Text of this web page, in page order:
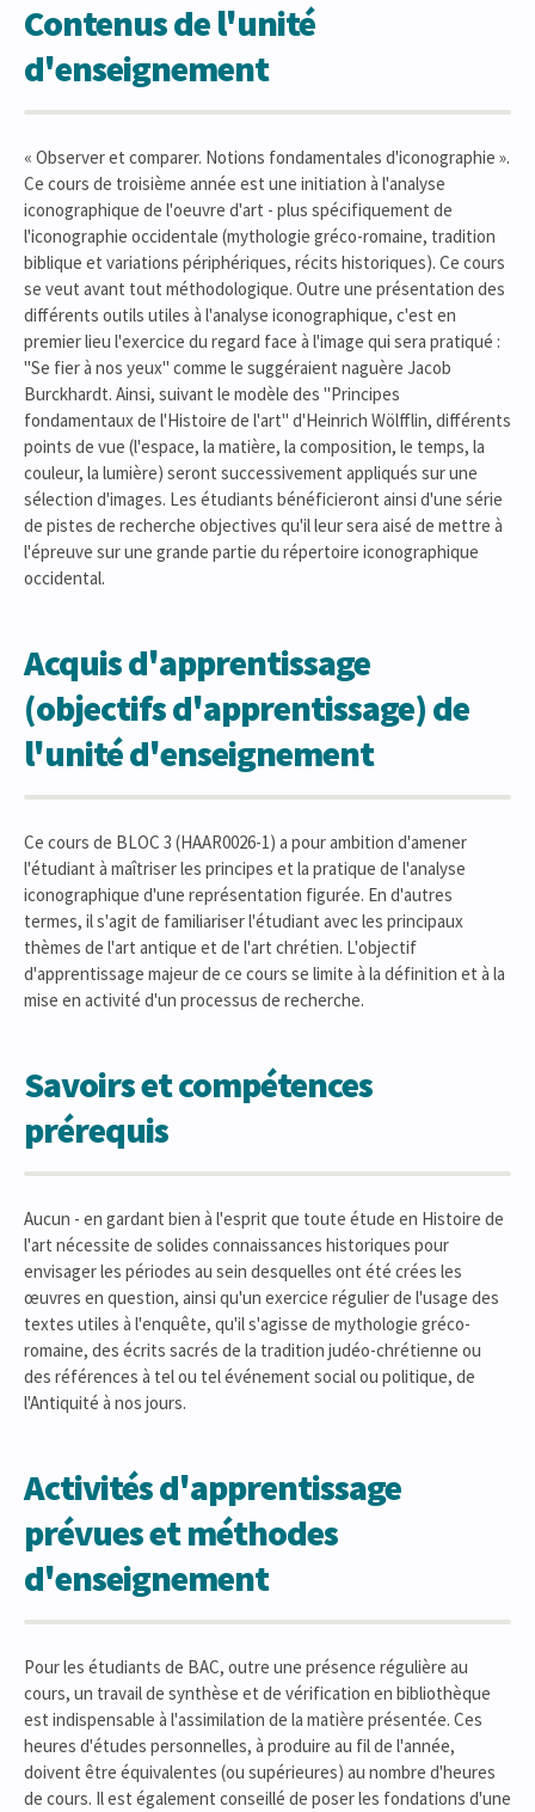
Contenus de l'unité
d'enseignement
« Observer et comparer. Notions fondamentales d'iconographie ».
Ce cours de troisième année est une initiation à l'analyse
iconographique de l'oeuvre d'art - plus spécifiquement de
l'iconographie occidentale (mythologie gréco-romaine, tradition
biblique et variations périphériques, récits historiques). Ce cours
se veut avant tout méthodologique. Outre une présentation des
différents outils utiles à l'analyse iconographique, c'est en
premier lieu l'exercice du regard face à l'image qui sera pratiqué :
"Se fier à nos yeux" comme le suggéraient naguère Jacob
Burckhardt. Ainsi, suivant le modèle des "Principes
fondamentaux de l'Histoire de l'art" d'Heinrich Wölfflin, différents
points de vue (l'espace, la matière, la composition, le temps, la
couleur, la lumière) seront successivement appliqués sur une
sélection d'images. Les étudiants bénéficieront ainsi d'une série
de pistes de recherche objectives qu'il leur sera aisé de mettre à
l'épreuve sur une grande partie du répertoire iconographique
occidental.
Acquis d'apprentissage
(objectifs d'apprentissage) de
l'unité d'enseignement
Ce cours de BLOC 3 (HAAR0026-1) a pour ambition d'amener
l'étudiant à maîtriser les principes et la pratique de l'analyse
iconographique d'une représentation figurée. En d'autres
termes, il s'agit de familiariser l'étudiant avec les principaux
thèmes de l'art antique et de l'art chrétien. L'objectif
d'apprentissage majeur de ce cours se limite à la définition et à la
mise en activité d'un processus de recherche.
Savoirs et compétences
prérequis
Aucun - en gardant bien à l'esprit que toute étude en Histoire de
l'art nécessite de solides connaissances historiques pour
envisager les périodes au sein desquelles ont été crées les
œuvres en question, ainsi qu'un exercice régulier de l'usage des
textes utiles à l'enquête, qu'il s'agisse de mythologie gréco-
romaine, des écrits sacrés de la tradition judéo-chrétienne ou
des références à tel ou tel événement social ou politique, de
l'Antiquité à nos jours.
Activités d'apprentissage
prévues et méthodes
d'enseignement
Pour les étudiants de BAC, outre une présence régulière au
cours, un travail de synthèse et de vérification en bibliothèque
est indispensable à l'assimilation de la matière présentée. Ces
heures d'études personnelles, à produire au fil de l'année,
doivent être équivalentes (ou supérieures) au nombre d'heures
de cours. Il est également conseillé de poser les fondations d'une